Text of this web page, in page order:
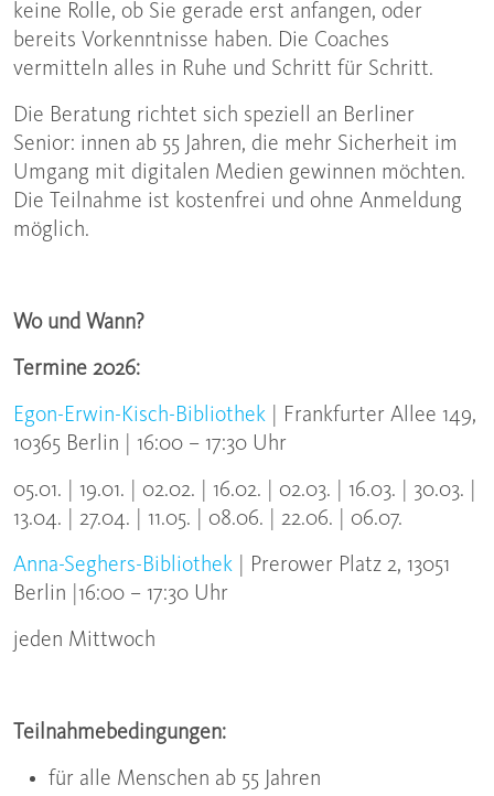
keine Rolle, ob Sie gerade erst anfangen, oder
bereits Vorkenntnisse haben. Die Coaches
vermitteln alles in Ruhe und Schritt für Schritt.
Die Beratung richtet sich speziell an Berliner
Senior: innen ab 55 Jahren, die mehr Sicherheit im
Umgang mit digitalen Medien gewinnen möchten.
Die Teilnahme ist kostenfrei und ohne Anmeldung
möglich.
Wo und Wann?
Termine 2026:
Egon-Erwin-Kisch-Bibliothek | Frankfurter Allee 149,
10365 Berlin | 16:00 – 17:30 Uhr
05.01. | 19.01. | 02.02. | 16.02. | 02.03. | 16.03. | 30.03. |
13.04. | 27.04. | 11.05. | 08.06. | 22.06. | 06.07.
Anna-Seghers-Bibliothek | Prerower Platz 2, 13051
Berlin |16:00 – 17:30 Uhr
jeden Mittwoch
Teilnahmebedingungen:
für alle Menschen ab 55 Jahren